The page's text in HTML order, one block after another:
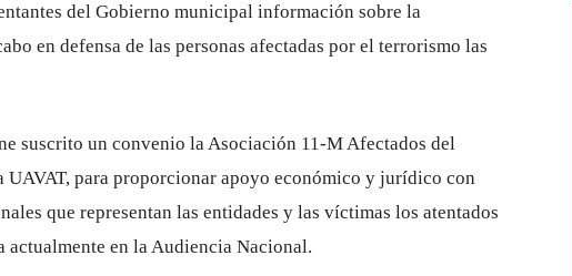
del Gobierno municipal información sobre la
en defensa de las personas afectadas por el terrorismo las
suscrito un convenio la Asociación 11-M Afectados del
UAVAT, para proporcionar apoyo económico y jurídico con
que representan las entidades y las víctimas los atentados
actualmente en la Audiencia Nacional.